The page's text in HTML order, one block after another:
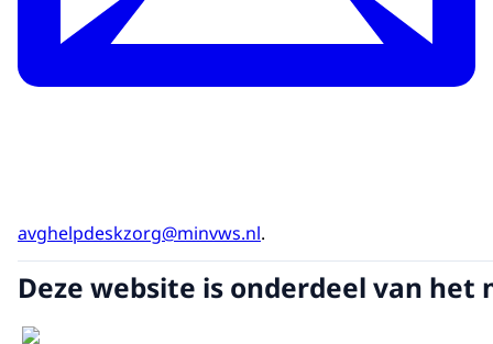
avghelpdeskzorg@minvws.nl.
Deze website is onderdeel van